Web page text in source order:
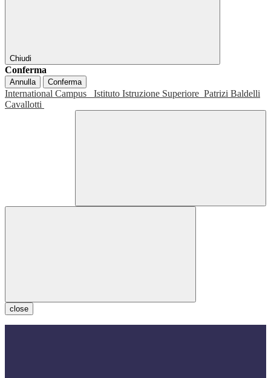
Chiudi
Conferma
Annulla Conferma
International Campus Istituto Istruzione Superiore Patrizi Baldelli
Cavallotti
close